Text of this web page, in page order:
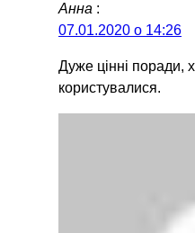
Анна :
07.01.2020 о 14:26
Дуже цінні поради,
користувалися.